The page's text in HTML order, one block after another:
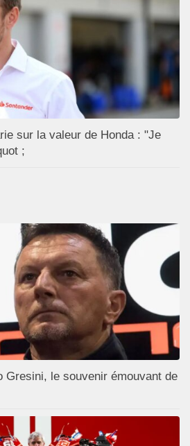
sur la valeur de Honda : "Je
;
Gresini, le souvenir émouvant de